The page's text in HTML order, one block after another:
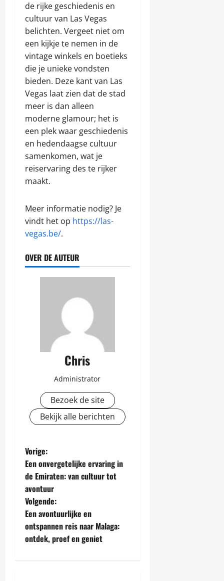
de rijke geschiedenis en
cultuur van Las Vegas
belichten. Vergeet niet om
een kijkje te nemen in de
vintage winkels en boetieks
die je unieke vondsten
bieden. Deze kant van Las
Vegas laat zien dat de stad
meer is dan alleen
moderne glamour; het is
een plek waar geschiedenis
en hedendaagse cultuur
samenkomen, wat je
reiservaring des te rijker
maakt.
Meer informatie nodig? Je
vindt het op https://las-
vegas.be/.
OVER DE AUTEUR
Chris
Administrator
Bezoek de site
Bekijk alle berichten
B
e
r
i
c
Vorige:
Een onvergetelijke ervaring in
de Emiraten: van cultuur tot
avontuur
Volgende:
Een avontuurlijke en
ontspannen reis naar Malaga:
ontdek, proef en geniet